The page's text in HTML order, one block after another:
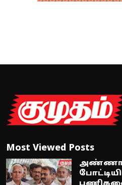
Most Viewed Posts